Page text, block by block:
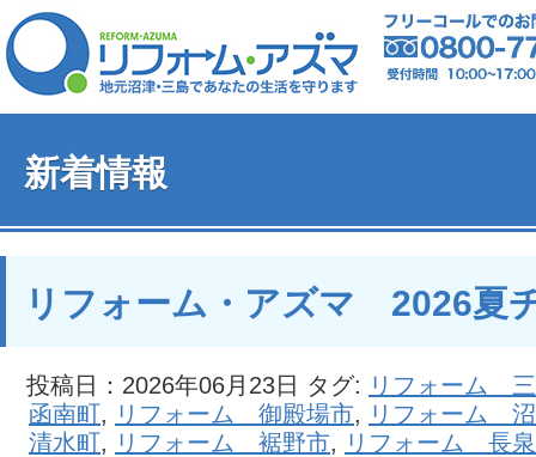
新着情報
リフォーム・アズマ 2026夏
投稿日：2026年06月23日 タグ: リフォーム
函南町, リフォーム 御殿場市, リフォーム
清水町, リフォーム 裾野市, リフォーム 長